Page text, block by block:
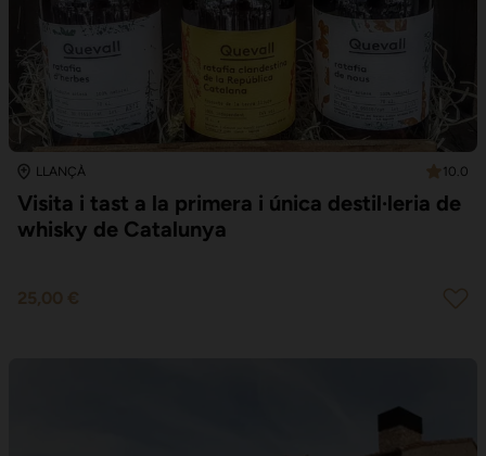
LLANÇÀ 10.0
Visita i tast a la primera i única destil·leria de
whisky de Catalunya